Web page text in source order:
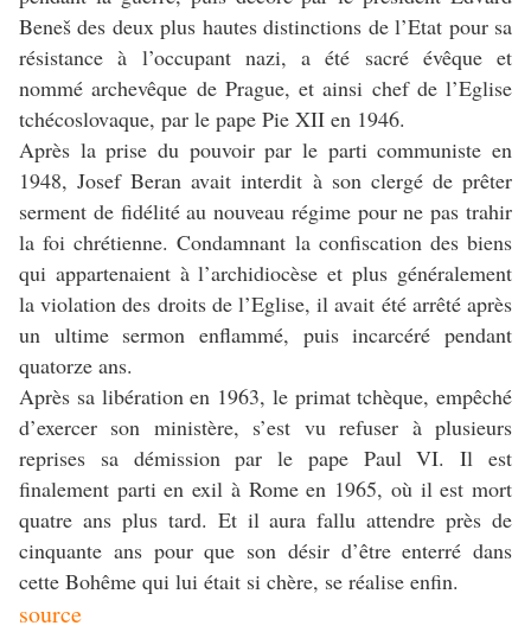
Beneš des deux plus hautes distinctions de l’Etat pour sa
résistance à l’occupant nazi, a été sacré évêque et
nommé archevêque de Prague, et ainsi chef de l’Eglise
tchécoslovaque, par le pape Pie XII en 1946.
Après la prise du pouvoir par le parti communiste en
1948, Josef Beran avait interdit à son clergé de prêter
serment de fidélité au nouveau régime pour ne pas trahir
la foi chrétienne. Condamnant la confiscation des biens
qui appartenaient à l’archidiocèse et plus généralement
la violation des droits de l’Eglise, il avait été arrêté après
un ultime sermon enflammé, puis incarcéré pendant
quatorze ans.
Après sa libération en 1963, le primat tchèque, empêché
d’exercer son ministère, s’est vu refuser à plusieurs
reprises sa démission par le pape Paul VI. Il est
finalement parti en exil à Rome en 1965, où il est mort
quatre ans plus tard. Et il aura fallu attendre près de
cinquante ans pour que son désir d’être enterré dans
cette Bohême qui lui était si chère, se réalise enfin.
source